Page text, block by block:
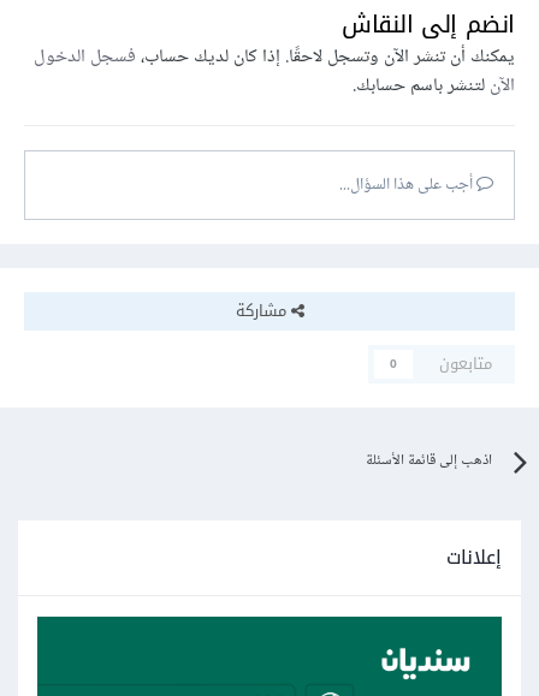
انضم إلى النقاش
يمكنك أن تنشر الآن وتسجل لاحقًا. إذا كان لديك حساب،فسجل الدخول
الآنلتنشر باسم حسابك.
أجب على هذا السؤال...
مشاركة
متابعون
0
اذهب إلى قائمة الأسئلة
إعلانات